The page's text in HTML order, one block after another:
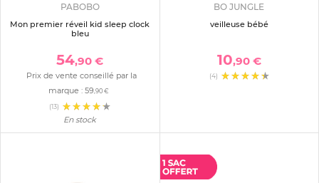
PABOBO
Mon premier réveil kid sleep clock
bleu
54,90 €
Prix de vente conseillé par la
marque : 59,90 €
(13)
En stock
BO JUNGLE
veilleuse bébé
10,90 €
(4)